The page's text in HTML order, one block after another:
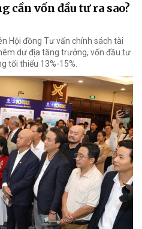
cần vốn đầu tư ra sao?
Hội đồng Tư vấn chính sách tài
dư địa tăng trưởng, vốn đầu tư
tối thiểu 13%-15%.